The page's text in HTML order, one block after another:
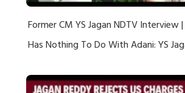
Former CM YS Jagan NDTV Interview
Has Nothing To Do With Adani: YS